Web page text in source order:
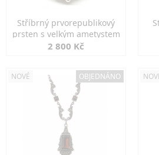
Stříbrný prvorepublikový
prsten s velkým ametystem
2 800 Kč
NOVÉ OBJEDNÁNO